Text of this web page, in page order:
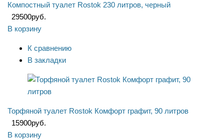
Компостный туалет Rostok 230 литров, черный
29500руб.
В корзину
К сравнению
В закладки
Торфяной туалет Rostok Комфорт графит, 90 литров
15900руб.
В корзину